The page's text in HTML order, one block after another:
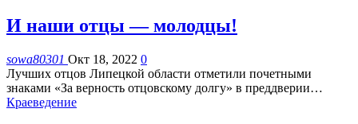
И наши отцы — молодцы!
sowa80301 Окт 18, 2022 0
Лучших отцов Липецкой области отметили почетными
знаками «За верность отцовскому долгу» в преддверии…
Краеведение